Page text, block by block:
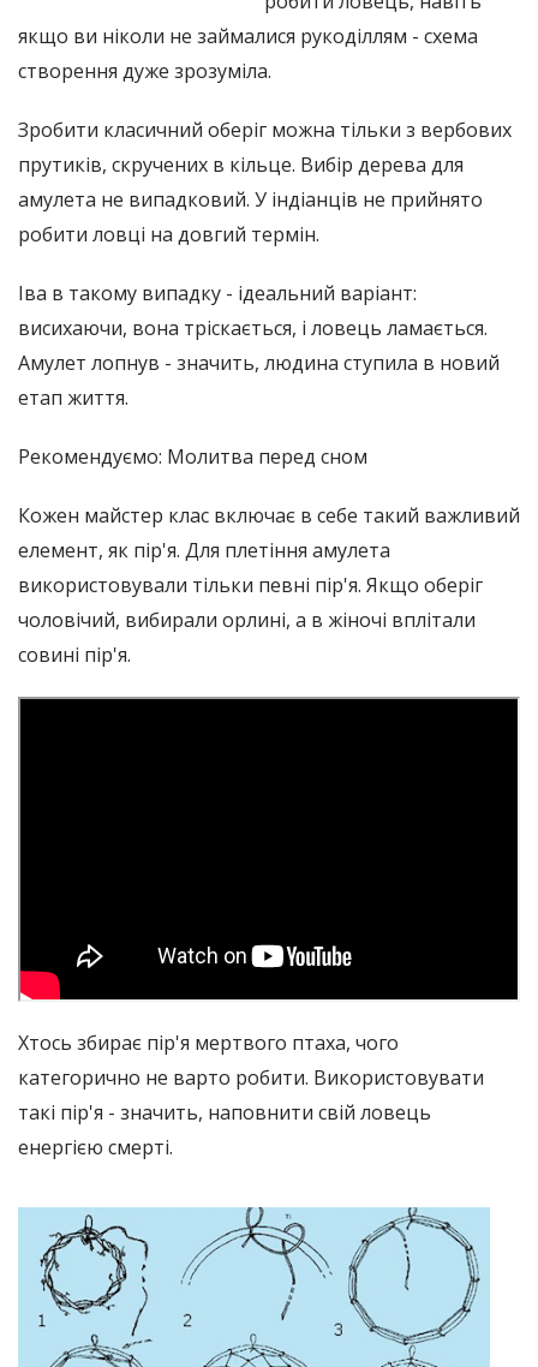
якщо ви ніколи не займалися рукоділлям - схема
створення дуже зрозуміла.
Зробити класичний оберіг можна тільки з вербових
прутиків, скручених в кільце. Вибір дерева для
амулета не випадковий. У індіанців не прийнято
робити ловці на довгий термін.
Іва в такому випадку - ідеальний варіант:
висихаючи, вона тріскається, і ловець ламається.
Амулет лопнув - значить, людина ступила в новий
етап життя.
Рекомендуємо: Молитва перед сном
Кожен майстер клас включає в себе такий важливий
елемент, як пір'я. Для плетіння амулета
використовували тільки певні пір'я. Якщо оберіг
чоловічий, вибирали орлині, а в жіночі вплітали
совині пір'я.
Хтось збирає пір'я мертвого птаха, чого
категорично не варто робити. Використовувати
такі пір'я - значить, наповнити свій ловець
енергією смерті.